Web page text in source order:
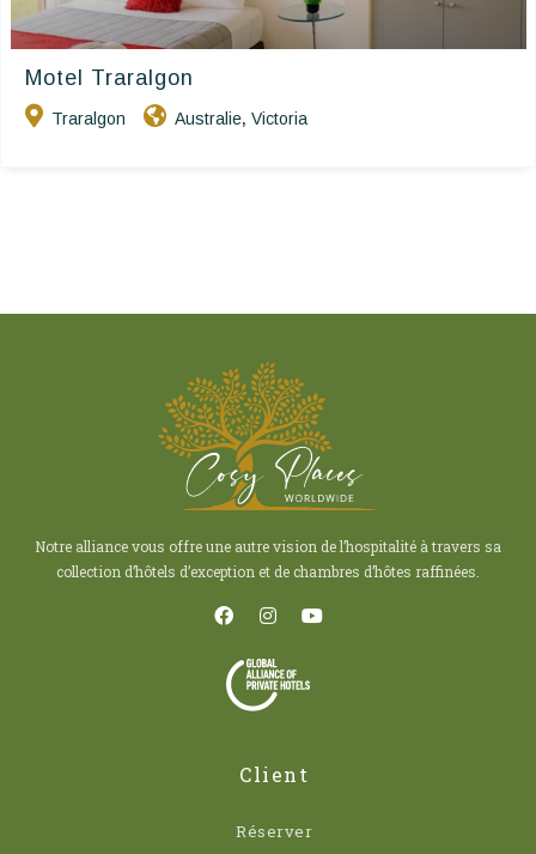
Motel Traralgon
Traralgon Australie, Victoria
Notre alliance vous offre une autre vision de l’hospitalité à travers sa
collection d’hôtels d’exception et de chambres d’hôtes raffinées.
Client
Réserver